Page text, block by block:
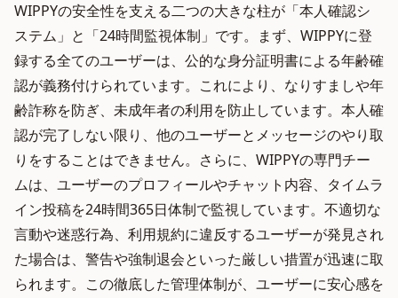
WIPPYの安全性を支える二つの大きな柱が「本人確認シ
ステム」と「24時間監視体制」です。まず、WIPPYに登
録する全てのユーザーは、公的な身分証明書による年齢確
認が義務付けられています。これにより、なりすましや年
齢詐称を防ぎ、未成年者の利用を防止しています。本人確
認が完了しない限り、他のユーザーとメッセージのやり取
りをすることはできません。さらに、WIPPYの専門チー
ムは、ユーザーのプロフィールやチャット内容、タイムラ
イン投稿を24時間365日体制で監視しています。不適切な
言動や迷惑行為、利用規約に違反するユーザーが発見され
た場合は、警告や強制退会といった厳しい措置が迅速に取
られます。この徹底した管理体制が、ユーザーに安心感を